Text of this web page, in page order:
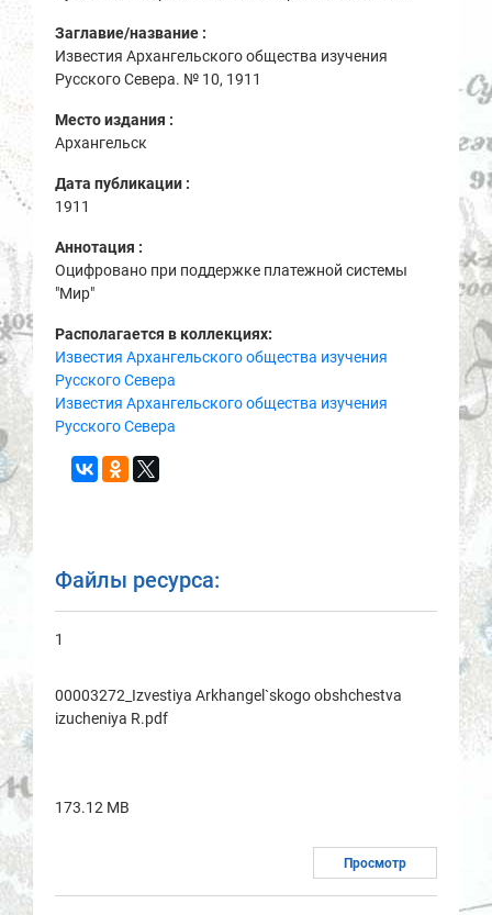
Заглавие/название :
Известия Архангельского общества изучения
Русского Севера. № 10, 1911
Место издания :
Архангельск
Дата публикации :
1911
Аннотация :
Оцифровано при поддержке платежной системы
"Мир"
Располагается в коллекциях:
Известия Архангельского общества изучения
Русского Севера
Известия Архангельского общества изучения
Русского Севера
Файлы ресурса:
1
00003272_Izvestiya Arkhаngel`skogo obshchestvа
izucheniya R.pdf
173.12 MB
Просмотр